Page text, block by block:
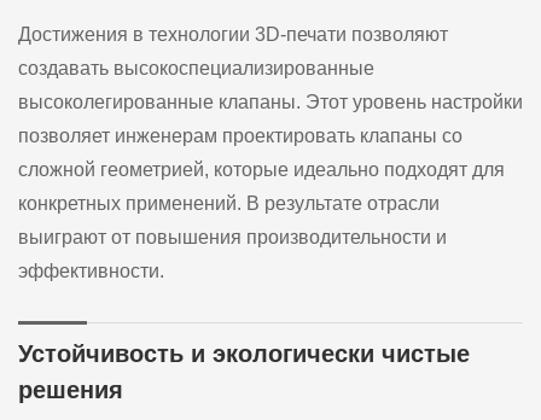
Достижения в технологии 3D-печати позволяют
создавать высокоспециализированные
высоколегированные клапаны. Этот уровень настройки
позволяет инженерам проектировать клапаны со
сложной геометрией, которые идеально подходят для
конкретных применений. В результате отрасли
выиграют от повышения производительности и
эффективности.
Устойчивость и экологически чистые
решения